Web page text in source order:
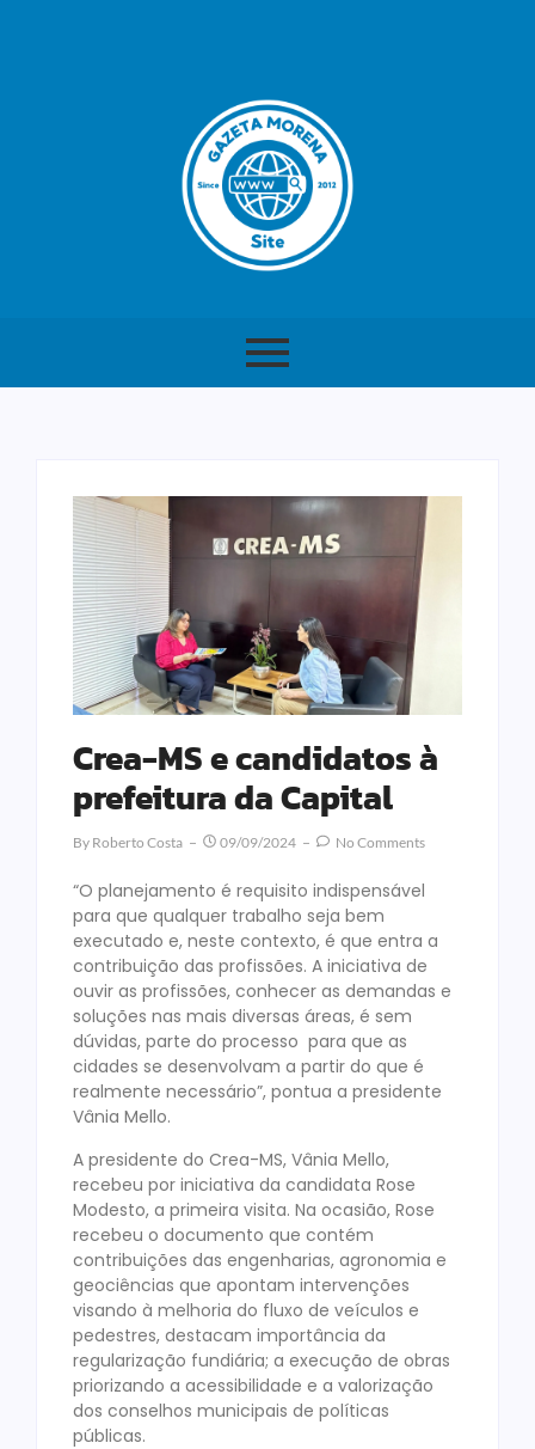
Crea-MS e candidatos à
prefeitura da Capital
By Roberto Costa 09/09/2024 No Comments
“O planejamento é requisito indispensável
para que qualquer trabalho seja bem
executado e, neste contexto, é que entra a
contribuição das profissões. A iniciativa de
ouvir as profissões, conhecer as demandas e
soluções nas mais diversas áreas, é sem
dúvidas, parte do processo para que as
cidades se desenvolvam a partir do que é
realmente necessário”, pontua a presidente
Vânia Mello.
A presidente do Crea-MS, Vânia Mello,
recebeu por iniciativa da candidata Rose
Modesto, a primeira visita. Na ocasião, Rose
recebeu o documento que contém
contribuições das engenharias, agronomia e
geociências que apontam intervenções
visando à melhoria do fluxo de veículos e
pedestres, destacam importância da
regularização fundiária; a execução de obras
priorizando a acessibilidade e a valorização
dos conselhos municipais de políticas
públicas.